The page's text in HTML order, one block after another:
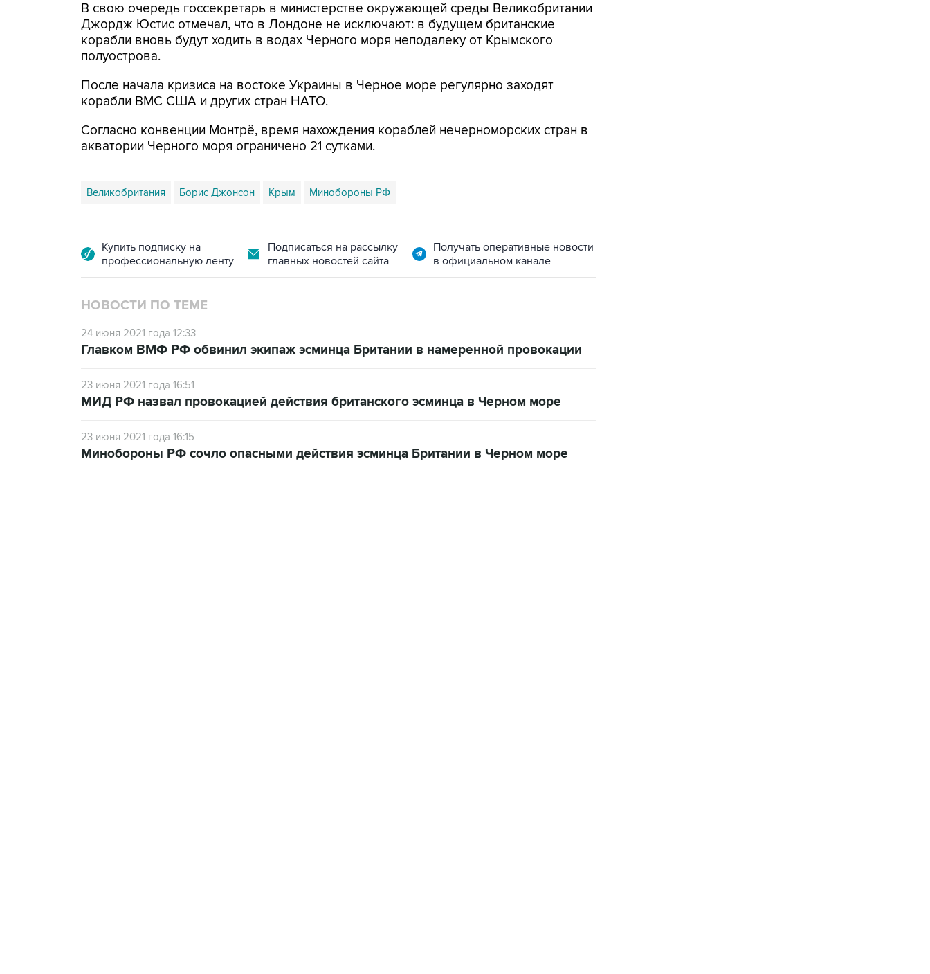
В свою очередь госсекретарь в министерстве окружающей среды Великобритании
Джордж Юстис отмечал, что в Лондоне не исключают: в будущем британские
корабли вновь будут ходить в водах Черного моря неподалеку от Крымского
полуострова.
После начала кризиса на востоке Украины в Черное море регулярно заходят
корабли ВМС США и других стран НАТО.
Согласно конвенции Монтрё, время нахождения кораблей нечерноморских стран в
акватории Черного моря ограничено 21 сутками.
Великобритания Борис Джонсон Крым Минобороны РФ
Купить подписку на
профессиональную ленту
Подписаться на рассылку
главных новостей сайта
Получать оперативные новости
в официальном канале
НОВОСТИ ПО ТЕМЕ
24 июня 2021 года 12:33
Главком ВМФ РФ обвинил экипаж эсминца Британии в намеренной провокации
23 июня 2021 года 16:51
МИД РФ назвал провокацией действия британского эсминца в Черном море
23 июня 2021 года 16:15
Минобороны РФ сочло опасными действия эсминца Британии в Черном море